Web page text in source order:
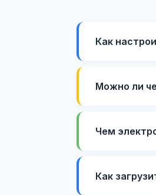
Как
Можно ли
Чем
Как